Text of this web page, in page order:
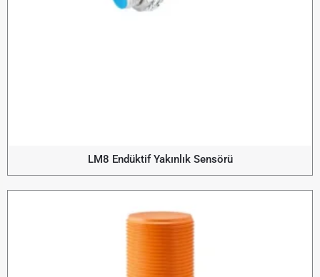
LM8 Endüktif Yakınlık Sensörü